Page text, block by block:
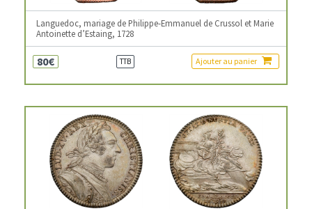
Languedoc, mariage de Philippe-Emmanuel de Crussol et Marie
Antoinette d’Estaing, 1728
80€ TTB Ajouter au panier